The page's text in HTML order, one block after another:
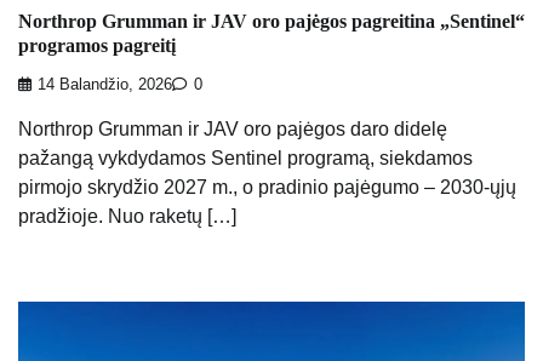
Northrop Grumman ir JAV oro pajėgos pagreitina „Sentinel“
programos pagreitį
14 Balandžio, 2026 0
Northrop Grumman ir JAV oro pajėgos daro didelę
pažangą vykdydamos Sentinel programą, siekdamos
pirmojo skrydžio 2027 m., o pradinio pajėgumo – 2030-ųjų
pradžioje. Nuo raketų […]